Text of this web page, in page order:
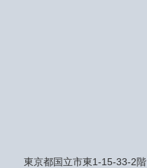
東京都国立市東1-15-33-2階